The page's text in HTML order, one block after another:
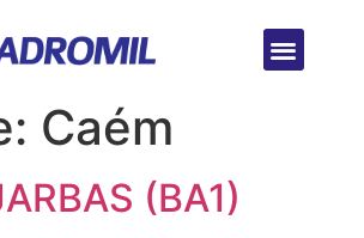
Caém
(BA1)